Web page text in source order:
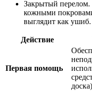
Закрытый перелом.
кожными
выглядит как ушиб.
Действие
Первая помощь
доска)